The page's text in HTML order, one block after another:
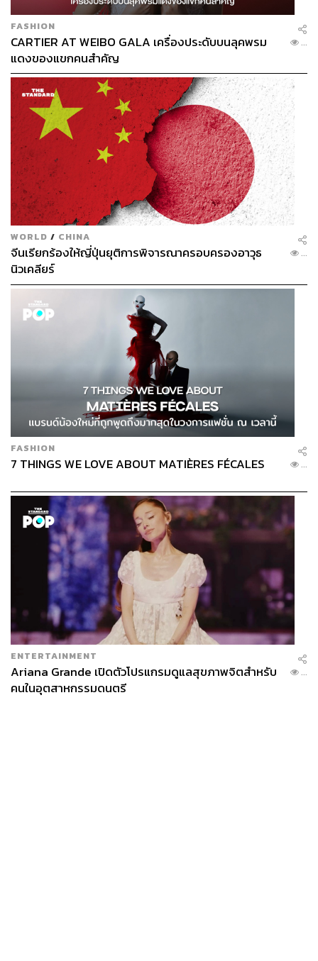
FASHION
CARTIER AT WEIBO GALA เครื่องประดับบนลุคพรม
แดงของแขกคนสำคัญ
...
WORLD / CHINA
จีนเรียกร้องให้ญี่ปุ่นยุติการพิจารณาครอบครองอาวุธ
นิวเคลียร์
...
FASHION
7 THINGS WE LOVE ABOUT MATIÈRES FÉCALES ...
ENTERTAINMENT
Ariana Grande เปิดตัวโปรแกรมดูแลสุขภาพจิตสำหรับ
คนในอุตสาหกรรมดนตรี
...